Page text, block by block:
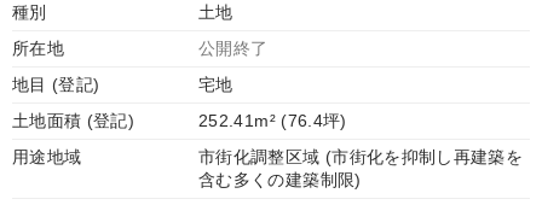
種別
土地
所在地
公開終了
地目 (登記)
宅地
土地面積 (登記)
252.41m² (76.4坪)
用途地域
市街化調整区域 (市街化を抑制し再建築を
含む多くの建築制限)